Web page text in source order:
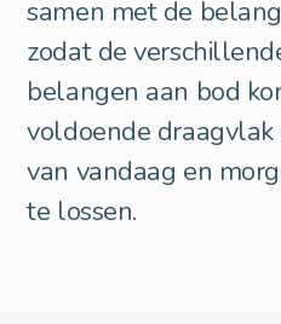
samen met de
zodat de
belangen aan bod
voldoende
van vandaag en
te lossen.